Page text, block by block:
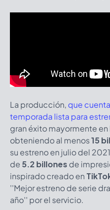
La producción, que
temporada lista para
gran éxito mayormente
obteniendo al menos15
su estreno en julio del
de 5.2 billones de
inspirado creado en
''Mejor estreno de serie
año'' por el servicio.